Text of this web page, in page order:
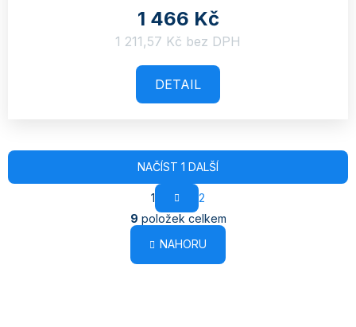
1 466 Kč
1 211,57 Kč bez DPH
DETAIL
O
v
l
NAČÍST 1 DALŠÍ
1
2
9 položek celkem
NAHORU